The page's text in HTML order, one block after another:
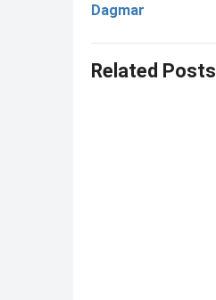
Dagmar
Related Posts